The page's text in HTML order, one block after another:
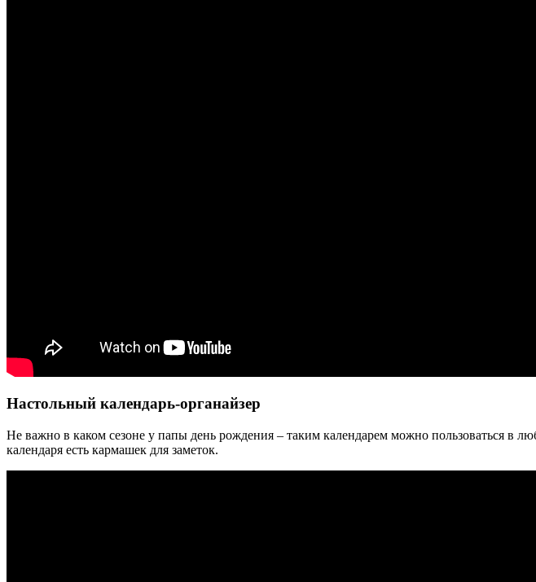
Настольный календарь-органайзер
Не важно в каком сезоне у папы день рождения – таким календарем можно пользоваться в
календаря есть кармашек для заметок.